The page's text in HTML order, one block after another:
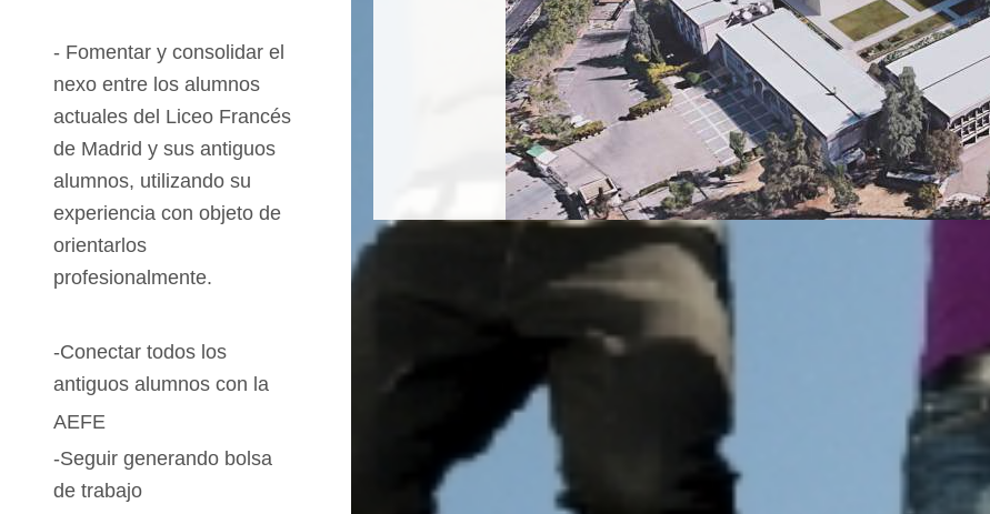
- Fomentar y consolidar el
nexo entre los alumnos
actuales del Liceo Francés
de Madrid y sus antiguos
alumnos, utilizando su
experiencia con objeto de
orientarlos
profesionalmente.
-Conectar todos los
antiguos alumnos con la
AEFE
-Seguir generando bolsa
de trabajo